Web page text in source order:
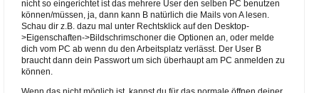
nicht so eingerichtet ist das mehrere User den selben PC benutzen
können/müssen, ja, dann kann B natürlich die Mails von A lesen.
Schau dir z.B. dazu mal unter Rechtsklick auf den Desktop-
>Eigenschaften->Bildschrimschoner die Optionen an, oder melde
dich vom PC ab wenn du den Arbeitsplatz verlässt. Der User B
braucht dann dein Passwort um sich überhaupt am PC anmelden zu
können.